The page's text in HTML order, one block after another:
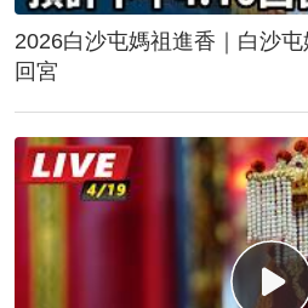
2026白沙屯媽祖進香｜白沙屯媽祖回鑾
回宮